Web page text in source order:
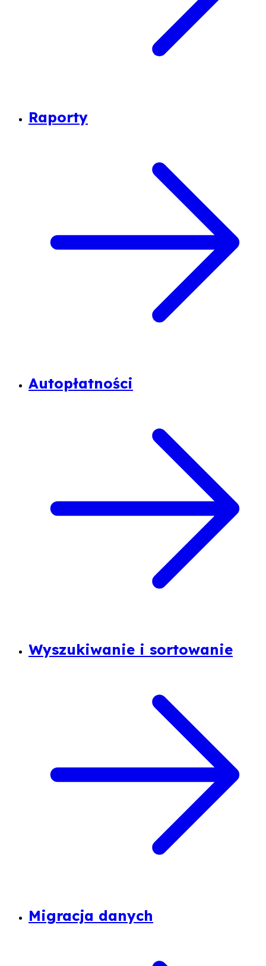
Raporty
Autopłatności
Wyszukiwanie i sortowanie
Migracja danych